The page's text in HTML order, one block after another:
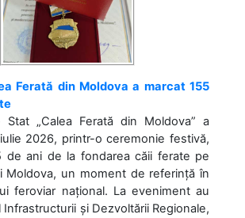
Ferată din Moldova a marcat 155
Stat „Calea Ferată din Moldova” a
2026, printr-o ceremonie festivă,
de ani de la fondarea căii ferate pe
Moldova, un moment de referință în
feroviar național. La eveniment au
și Dezvoltării Regionale,